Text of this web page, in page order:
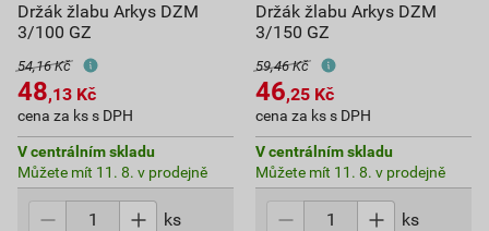
Držák žlabu Arkys DZM
3/100 GZ
54,16 Kč
48,13 Kč
cena za ks s DPH
V centrálním skladu
Můžete mít 11. 8. v prodejně
ks
Držák žlabu Arkys DZM
3/150 GZ
59,46 Kč
46,25 Kč
cena za ks s DPH
V centrálním skladu
Můžete mít 11. 8. v prodejně
ks